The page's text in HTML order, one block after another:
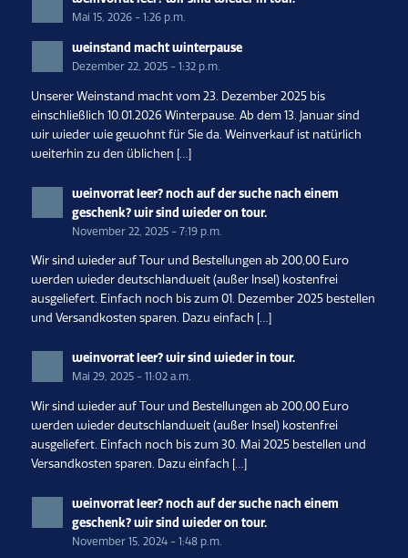
Mai 15, 2026 - 1:26 p.m.
weinstand macht winterpause
Dezember 22, 2025 - 1:32 p.m.
Unserer Weinstand macht vom 23. Dezember 2025 bis
einschließlich 10.01.2026 Winterpause. Ab dem 13. Januar sind
wir wieder wie gewohnt für Sie da. Weinverkauf ist natürlich
weiterhin zu den üblichen […]
weinvorrat leer? noch auf der suche nach einem
geschenk? wir sind wieder on tour.
November 22, 2025 - 7:19 p.m.
Wir sind wieder auf Tour und Bestellungen ab 200,00 Euro
werden wieder deutschlandweit (außer Insel) kostenfrei
ausgeliefert. Einfach noch bis zum 01. Dezember 2025 bestellen
und Versandkosten sparen. Dazu einfach […]
weinvorrat leer? wir sind wieder in tour.
Mai 29, 2025 - 11:02 a.m.
Wir sind wieder auf Tour und Bestellungen ab 200,00 Euro
werden wieder deutschlandweit (außer Insel) kostenfrei
ausgeliefert. Einfach noch bis zum 30. Mai 2025 bestellen und
Versandkosten sparen. Dazu einfach […]
weinvorrat leer? noch auf der suche nach einem
geschenk? wir sind wieder on tour.
November 15, 2024 - 1:48 p.m.